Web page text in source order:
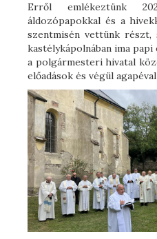
Erről emlékeztünk
áldozópapokkal és a
szentmisén vettünk részt,
kastélykápolnában ima
a polgármesteri hivatal
előadások és végül